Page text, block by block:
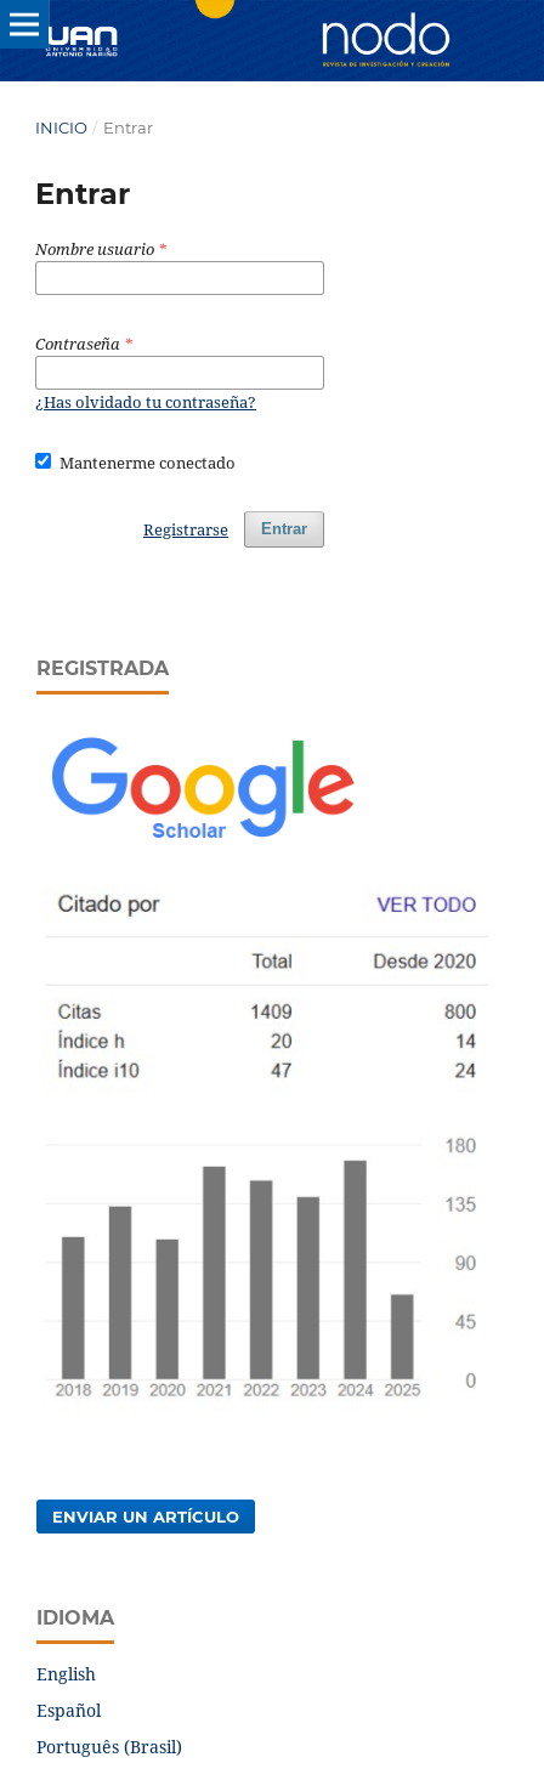
INICIO / Entrar
Entrar
Nombre usuario *
Contraseña *
¿Has olvidado tu contraseña?
Mantenerme conectado
Entrar
Registrarse
REGISTRADA
ENVIAR UN ARTÍCULO
IDIOMA
English
Español
Português (Brasil)